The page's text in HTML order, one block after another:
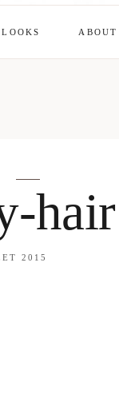
hair
2015